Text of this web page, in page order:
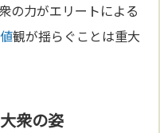
の力がエリートによる
観が揺らぐことは重大
衆の姿